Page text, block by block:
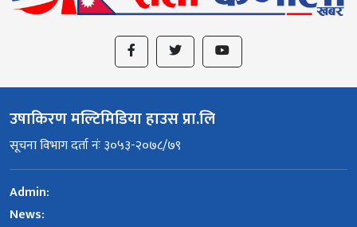
उषाकिरण मल्टिमिडिया हाउस प्रा.लि
सूचना विभाग दर्ता नंः ३०५३-२०७८/७९
Admin:
News: